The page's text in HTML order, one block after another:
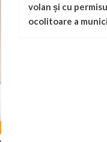
volan și cu
ocolitoare a